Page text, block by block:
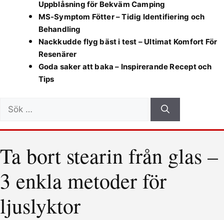
Uppblåsning för Bekväm Camping
MS-Symptom Fötter – Tidig Identifiering och
Behandling
Nackkudde flyg bäst i test – Ultimat Komfort För
Resenärer
Goda saker att baka – Inspirerande Recept och
Tips
Sök
efter:
Ta bort stearin från glas –
3 enkla metoder för
ljuslyktor